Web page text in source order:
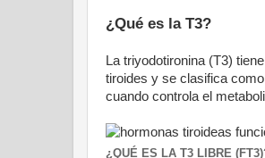
¿Qué es la T3?
La triyodotironina (T3)
tiroides y se clasifica
cuando controla el
¿QUÉ ES LA T3 LIBRE